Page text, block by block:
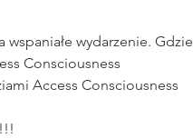
wspaniałe wydarzenie. Gdzie
Consciousness
Access Consciousness